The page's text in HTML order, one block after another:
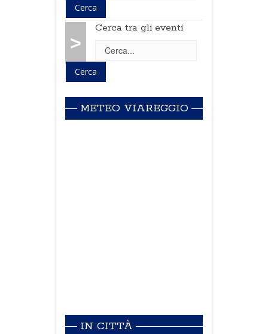
>
Cerca tra gli eventi
METEO VIAREGGIO
IN CITTÀ